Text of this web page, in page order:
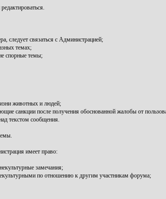
следует связаться с Администрацией;
темах;
спорные темы;
животных и людей;
санкции после получения обоснованной жалобы от
текстом сообщения.
имеет право:
замечания;
по отношению к другим участникам форума;